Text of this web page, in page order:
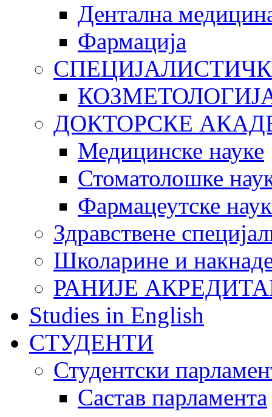
Дентална
Фармација
ДОКТОРСКЕ
Медицинске науке
Стоматолошке
Фармацеутске
Здравствене
Школарине и
РАНИЈЕ
Studies in English
СТУДЕНТИ
Студентски
Састав парламента